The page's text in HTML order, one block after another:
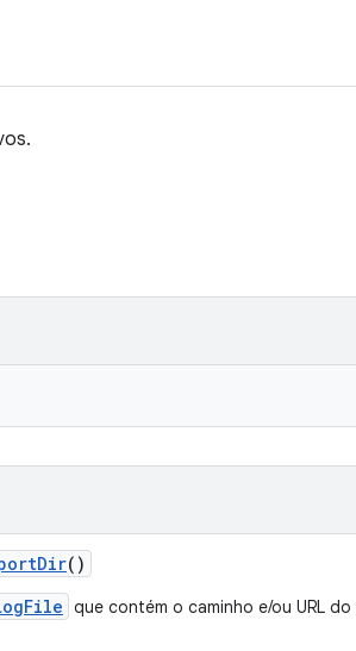
Dir()
que contém o caminho e/ou URL